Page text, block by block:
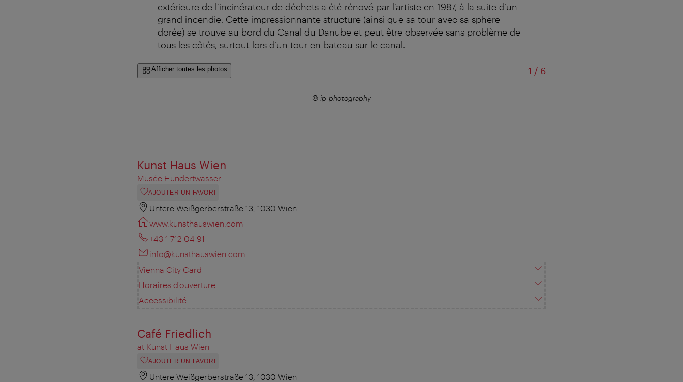
extérieure de l’incinérateur de déchets a été rénové par l’artiste en 1987, à la suite d’un
grand incendie. Cette impressionnante structure (ainsi que sa tour avec sa sphère
dorée) se trouve au bord du Canal du Danube et peut être observée sans problème de
tous les côtés, surtout lors d’un tour en bateau sur le canal.
Afficher toutes les photos 1 /sur
6
© ip-photography
Kunst Haus Wien
Musée Hundertwasser
AJOUTER UN FAVORI
Untere Weißgerberstraße 13, 1030 Wien
www.kunsthauswien.com
+43 1 712 04 91
info@kunsthauswien.com
Vienna City Card
Horaires d'ouverture
Accessibilité
Café Friedlich
at Kunst Haus Wien
AJOUTER UN FAVORI
Untere Weißgerberstraße 13, 1030 Wien